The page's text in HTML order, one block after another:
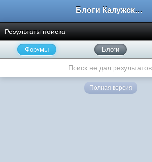
Блоги Калужского перекрестка
Результаты поиска
Форумы Блоги
Поиск не дал результатов.
Полная версия